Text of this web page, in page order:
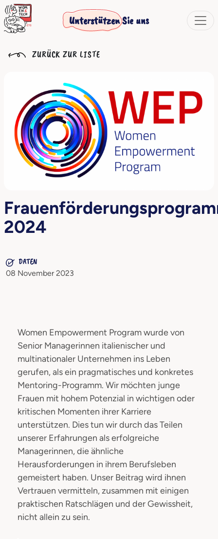
Unterstützen Sie uns
ZURÜCK ZUR LISTE
2024
DATEN
08 November 2023
Women Empowerment Program wurde von
Senior Managerinnen italienischer und
multinationaler Unternehmen ins Leben
gerufen, als ein pragmatisches und konkretes
Mentoring-Programm. Wir möchten junge
Frauen mit hohem Potenzial in wichtigen oder
kritischen Momenten ihrer Karriere
unterstützen. Dies tun wir durch das Teilen
unserer Erfahrungen als erfolgreiche
Managerinnen, die ähnliche
Herausforderungen in ihrem Berufsleben
gemeistert haben. Unser Beitrag wird ihnen
Vertrauen vermitteln, zusammen mit einigen
praktischen Ratschlägen und der Gewissheit,
nicht allein zu sein.